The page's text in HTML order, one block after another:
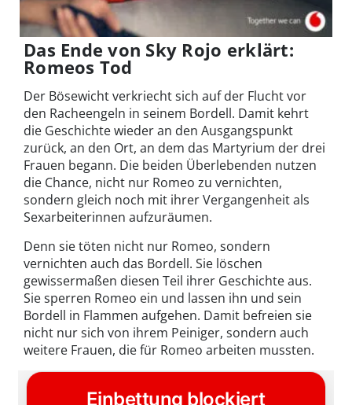
Das Ende von Sky Rojo erklärt:
Romeos Tod
Der Bösewicht verkriecht sich auf der Flucht vor
den Racheengeln in seinem Bordell. Damit kehrt
die Geschichte wieder an den Ausgangspunkt
zurück, an den Ort, an dem das Martyrium der drei
Frauen begann. Die beiden Überlebenden nutzen
die Chance, nicht nur Romeo zu vernichten,
sondern gleich noch mit ihrer Vergangenheit als
Sexarbeiterinnen aufzuräumen.
Denn sie töten nicht nur Romeo, sondern
vernichten auch das Bordell. Sie löschen
gewissermaßen diesen Teil ihrer Geschichte aus.
Sie sperren Romeo ein und lassen ihn und sein
Bordell in Flammen aufgehen. Damit befreien sie
nicht nur sich von ihrem Peiniger, sondern auch
weitere Frauen, die für Romeo arbeiten mussten.